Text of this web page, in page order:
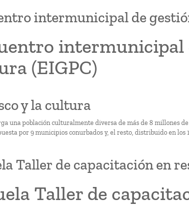
intermunicipal de
intermunicipal
(EIGPC)
y la cultura
una población culturalmente diversa de más de 8 millones
por 9 municipios conurbados y, el resto, distribuido en
Taller de capacitación en
Taller de